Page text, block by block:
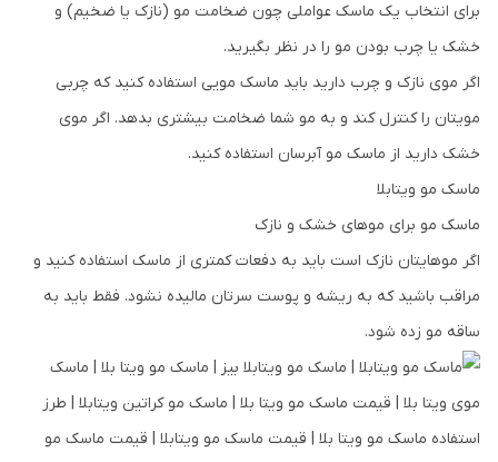
برای انتخاب یک ماسک عواملی چون ضخامت مو (نازک یا ضخیم) و
خشک یا چرب بودن مو را در نظر بگیرید.
اگر موی نازک و چرب دارید باید ماسک مویی استفاده کنید که چربی
مویتان را کنترل کند و به مو شما ضخامت بیشتری بدهد. اگر موی
خشک دارید از ماسک مو آبرسان استفاده کنید.
ماسک مو ویتابلا
ماسک مو برای موهای خشک و نازک
اگر موهایتان نازک است باید به دفعات کمتری از ماسک استفاده کنید و
مراقب باشید که به ریشه و پوست سرتان مالیده نشود. فقط باید به
ساقه مو زده شود.